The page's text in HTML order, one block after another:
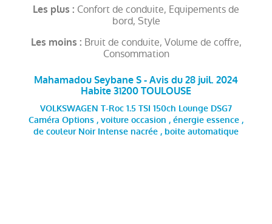
Les plus : Confort de conduite, Equipements de
bord, Style
Les moins : Bruit de conduite, Volume de coffre,
Consommation
Mahamadou Seybane S - Avis du 28 juil. 2024
Habite 31200 TOULOUSE
VOLKSWAGEN T-Roc 1.5 TSI 150ch Lounge DSG7
Caméra Options , voiture occasion , énergie essence ,
de couleur Noir Intense nacrée , boite automatique